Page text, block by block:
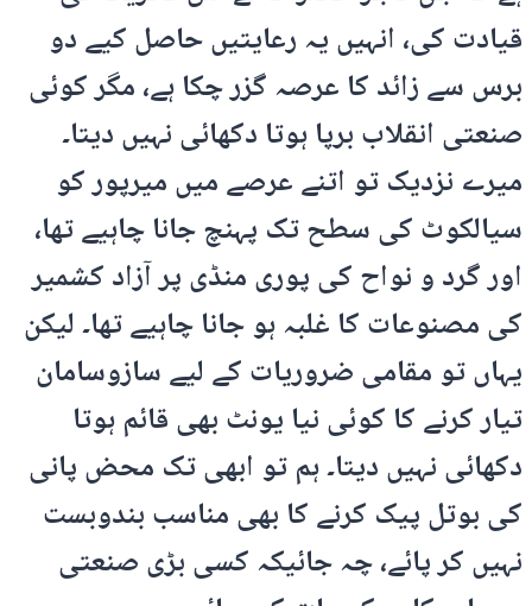
قیادت کی، انہیں یہ رعایتیں حاصل کیے دو
برس سے زائد کا عرصہ گزر چکا ہے، مگر کوئی
صنعتی انقلاب برپا ہوتا دکھائی نہیں دیتا۔
میرے نزدیک تو اتنے عرصے میں میرپور کو
سیالکوٹ کی سطح تک پہنچ جانا چاہیے تھا،
اور گرد و نواح کی پوری منڈی پر آزاد کشمیر
کی مصنوعات کا غلبہ ہو جانا چاہیے تھا۔ لیکن
یہاں تو مقامی ضروریات کے لیے سازوسامان
تیار کرنے کا کوئی نیا یونٹ بھی قائم ہوتا
دکھائی نہیں دیتا۔ ہم تو ابھی تک محض پانی
کی بوتل پیک کرنے کا بھی مناسب بندوبست
نہیں کر پائے، چہ جائیکہ کسی بڑی صنعتی